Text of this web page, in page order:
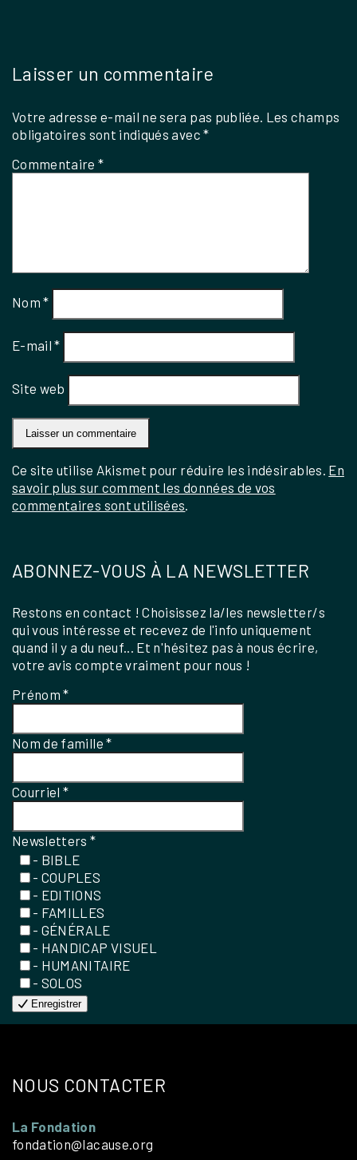
Laisser un commentaire
Votre adresse e-mail ne sera pas publiée. Les champs
obligatoires sont indiqués avec*
Commentaire*
Nom*
E-mail*
Site web
Ce site utilise Akismet pour réduire les indésirables. En
savoir plus sur comment les données de vos
commentaires sont utilisées
ABONNEZ-VOUS À LA NEWSLETTER
Restons en contact ! Choisissez la/les newsletter/s
qui vous intéresse et recevez de l'info uniquement
quand il y a du neuf... Et n'hésitez pas à nous écrire,
votre avis compte vraiment pour nous !
Prénom*
Nom de famille*
Courriel*
Newsletters*
- BIBLE
- COUPLES
- EDITIONS
- FAMILLES
- GÉNÉRALE
- HANDICAP VISUEL
- HUMANITAIRE
- SOLOS
Enregistrer
NOUS CONTACTER
La Fondation
fondation@lacause.org